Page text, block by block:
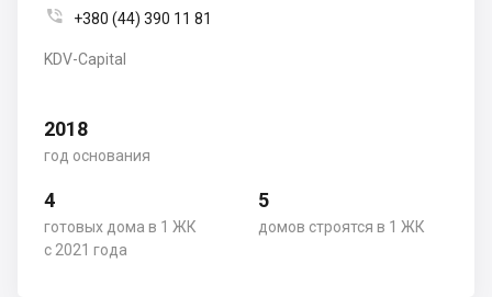
 +380 (44) 390 11 81
KDV-Capital
2018
год основания
4
готовых дома в 1 ЖК
с 2021 года
5
домов строятся в 1 ЖК